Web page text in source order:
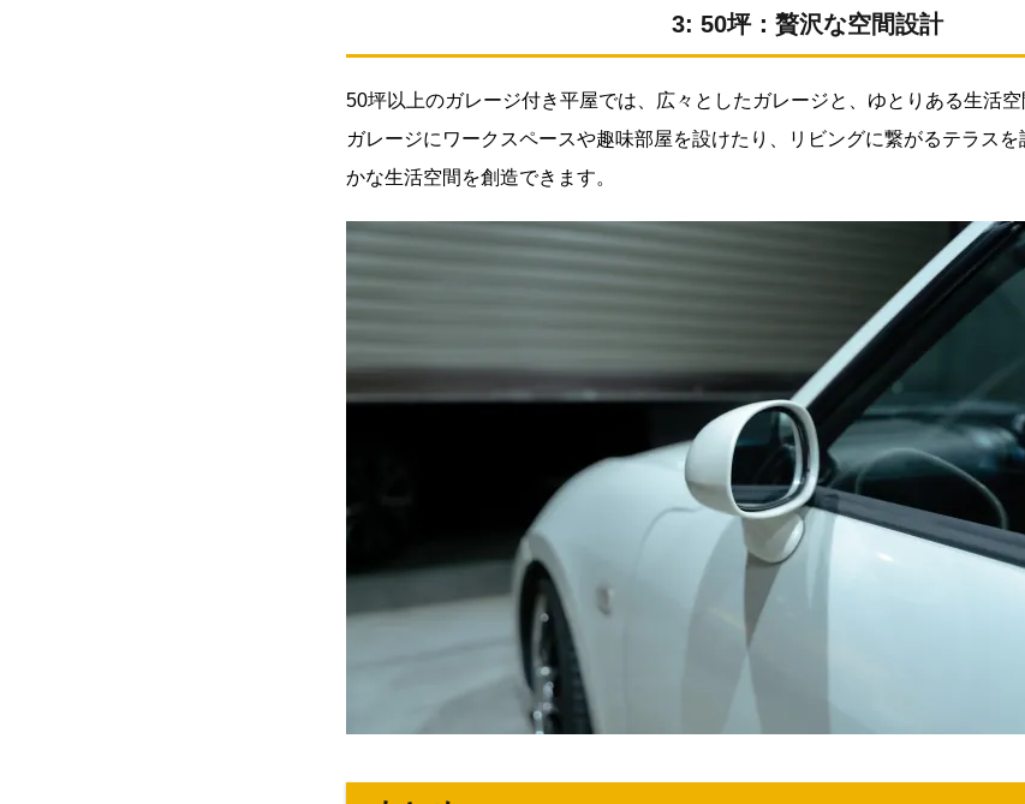
3.
と
め
3: 50坪：贅沢な空間設計
50坪以上のガレージ付き平屋では、広々としたガレージと、ゆとりある生活空
ガレージにワークスペースや趣味部屋を設けたり、リビングに繋がるテラス
かな生活空間を創造できます。